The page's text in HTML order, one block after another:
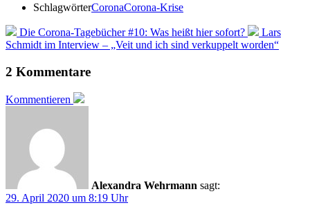
SchlagwörterCoronaCorona-Krise
Die Corona-Tagebücher #10: Was heißt hier sofort?
Lars
Schmidt im Interview – „Veit und ich sind verkuppelt worden“
2 Kommentare
Kommentieren
Alexandra Wehrmann sagt:
29. April 2020 um 8:19 Uhr